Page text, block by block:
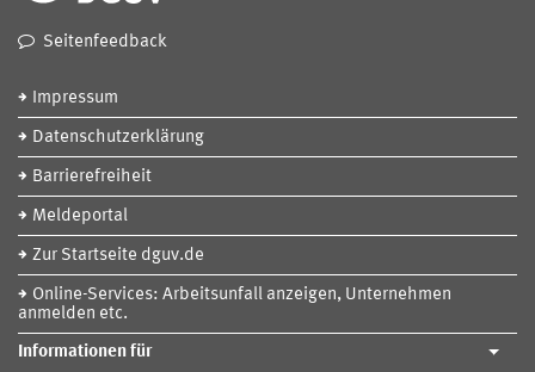
Seitenfeedback
Impressum
Datenschutzerklärung
Barrierefreiheit
Meldeportal
Zur Startseite dguv.de
Online-Services: Arbeitsunfall anzeigen, Unternehmen
anmelden etc.
Informationen für